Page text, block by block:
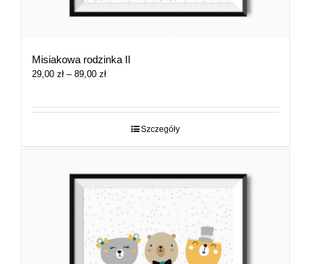
Misiakowa rodzinka II
29,00 zł – 89,00 złZakres
29,00 zł
Szczegóły